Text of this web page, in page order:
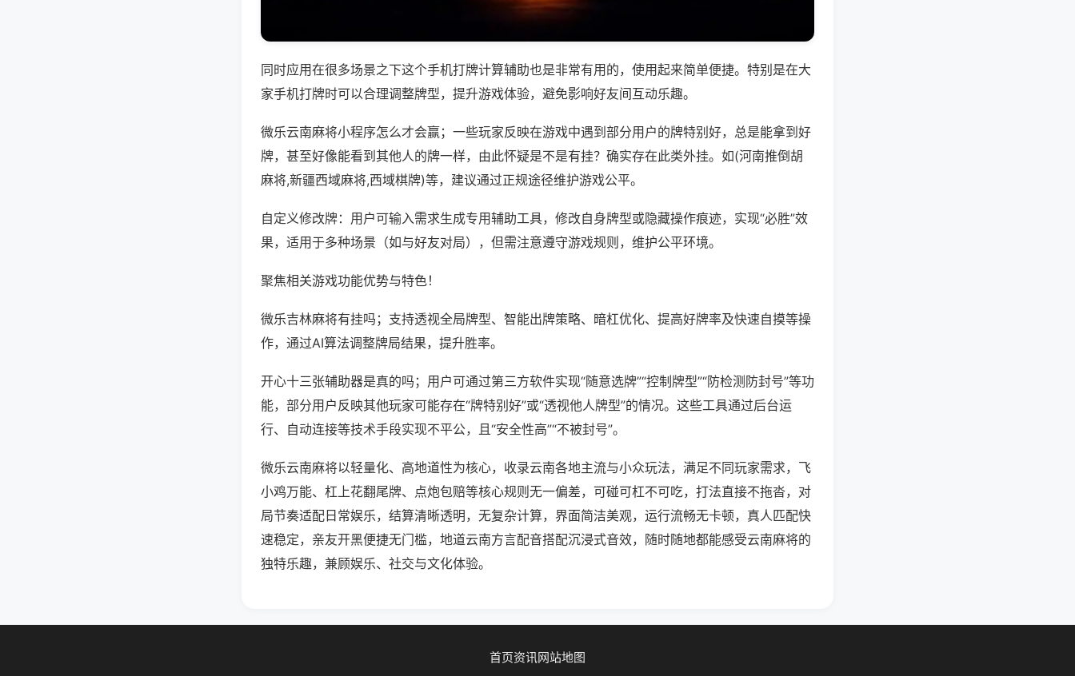
同时应用在很多场景之下这个手机打牌计算辅助也是非常有用的，使用起来简单便捷。特别是在大
家手机打牌时可以合理调整牌型，提升游戏体验，避免影响好友间互动乐趣。
微乐云南麻将小程序怎么才会赢；一些玩家反映在游戏中遇到部分用户的牌特别好，总是能拿到好
牌，甚至好像能看到其他人的牌一样，由此怀疑是不是有挂？确实存在此类外挂。如(河南推倒胡
麻将,新疆西域麻将,西域棋牌)等，建议通过正规途径维护游戏公平。
自定义修改牌：用户可输入需求生成专用辅助工具，修改自身牌型或隐藏操作痕迹，实现“必胜”效
果，适用于多种场景（如与好友对局），但需注意遵守游戏规则，维护公平环境。
聚焦相关游戏功能优势与特色！
微乐吉林麻将有挂吗；支持透视全局牌型、智能出牌策略、暗杠优化、提高好牌率及快速自摸等操
作，通过AI算法调整牌局结果，提升胜率。
开心十三张辅助器是真的吗；用户可通过第三方软件实现“随意选牌”“控制牌型”“防检测防封号”等功
能，部分用户反映其他玩家可能存在“牌特别好”或“透视他人牌型”的情况。这些工具通过后台运
行、自动连接等技术手段实现不平公，且“安全性高”“不被封号”。
微乐云南麻将以轻量化、高地道性为核心，收录云南各地主流与小众玩法，满足不同玩家需求，飞
小鸡万能、杠上花翻尾牌、点炮包赔等核心规则无一偏差，可碰可杠不可吃，打法直接不拖沓，对
局节奏适配日常娱乐，结算清晰透明，无复杂计算，界面简洁美观，运行流畅无卡顿，真人匹配快
速稳定，亲友开黑便捷无门槛，地道云南方言配音搭配沉浸式音效，随时随地都能感受云南麻将的
独特乐趣，兼顾娱乐、社交与文化体验。
首页资讯网站地图